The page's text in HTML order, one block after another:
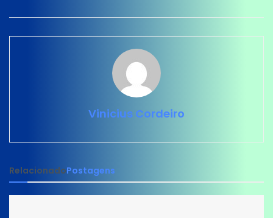
Vinicius Cordeiro
RelacionadoPostagens